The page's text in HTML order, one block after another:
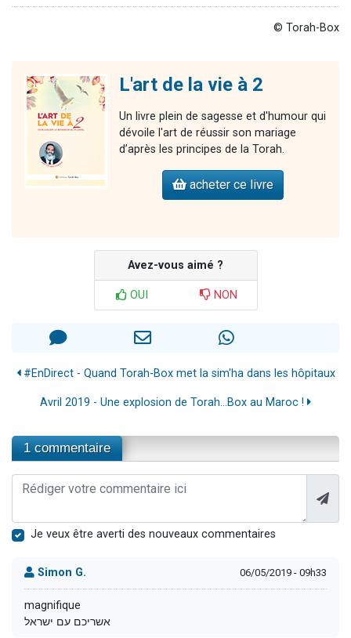
© Torah-Box
L'art de la vie à 2
Un livre plein de sagesse et d'humour qui
dévoile l'art de réussir son mariage
d’après les principes de la Torah.
acheter ce livre
Avez-vous aimé ?
OUI NON
#EnDirect - Quand Torah-Box met la sim'ha dans les hôpitaux
Avril 2019 - Une explosion de Torah...Box au Maroc !
1 commentaire
Je veux être averti des nouveaux commentaires
Simon G. 06/05/2019 - 09h33
magnifique
אשריכם עם ישראל